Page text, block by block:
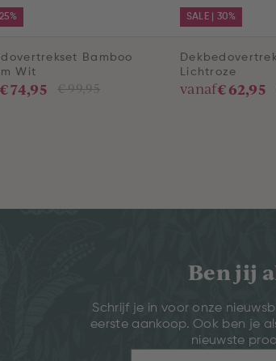
Bamboo
Wit
€ 99,95
74,95
SALE | 30%
Lichtroze
vanaf€ 62,95
Ben jij
Schrijf je in voor onze
eerste aankoop. Ook ben je
nieuwste